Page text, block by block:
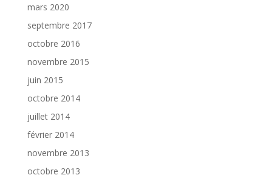
mars 2020
septembre 2017
octobre 2016
novembre 2015
juin 2015
octobre 2014
juillet 2014
février 2014
novembre 2013
octobre 2013